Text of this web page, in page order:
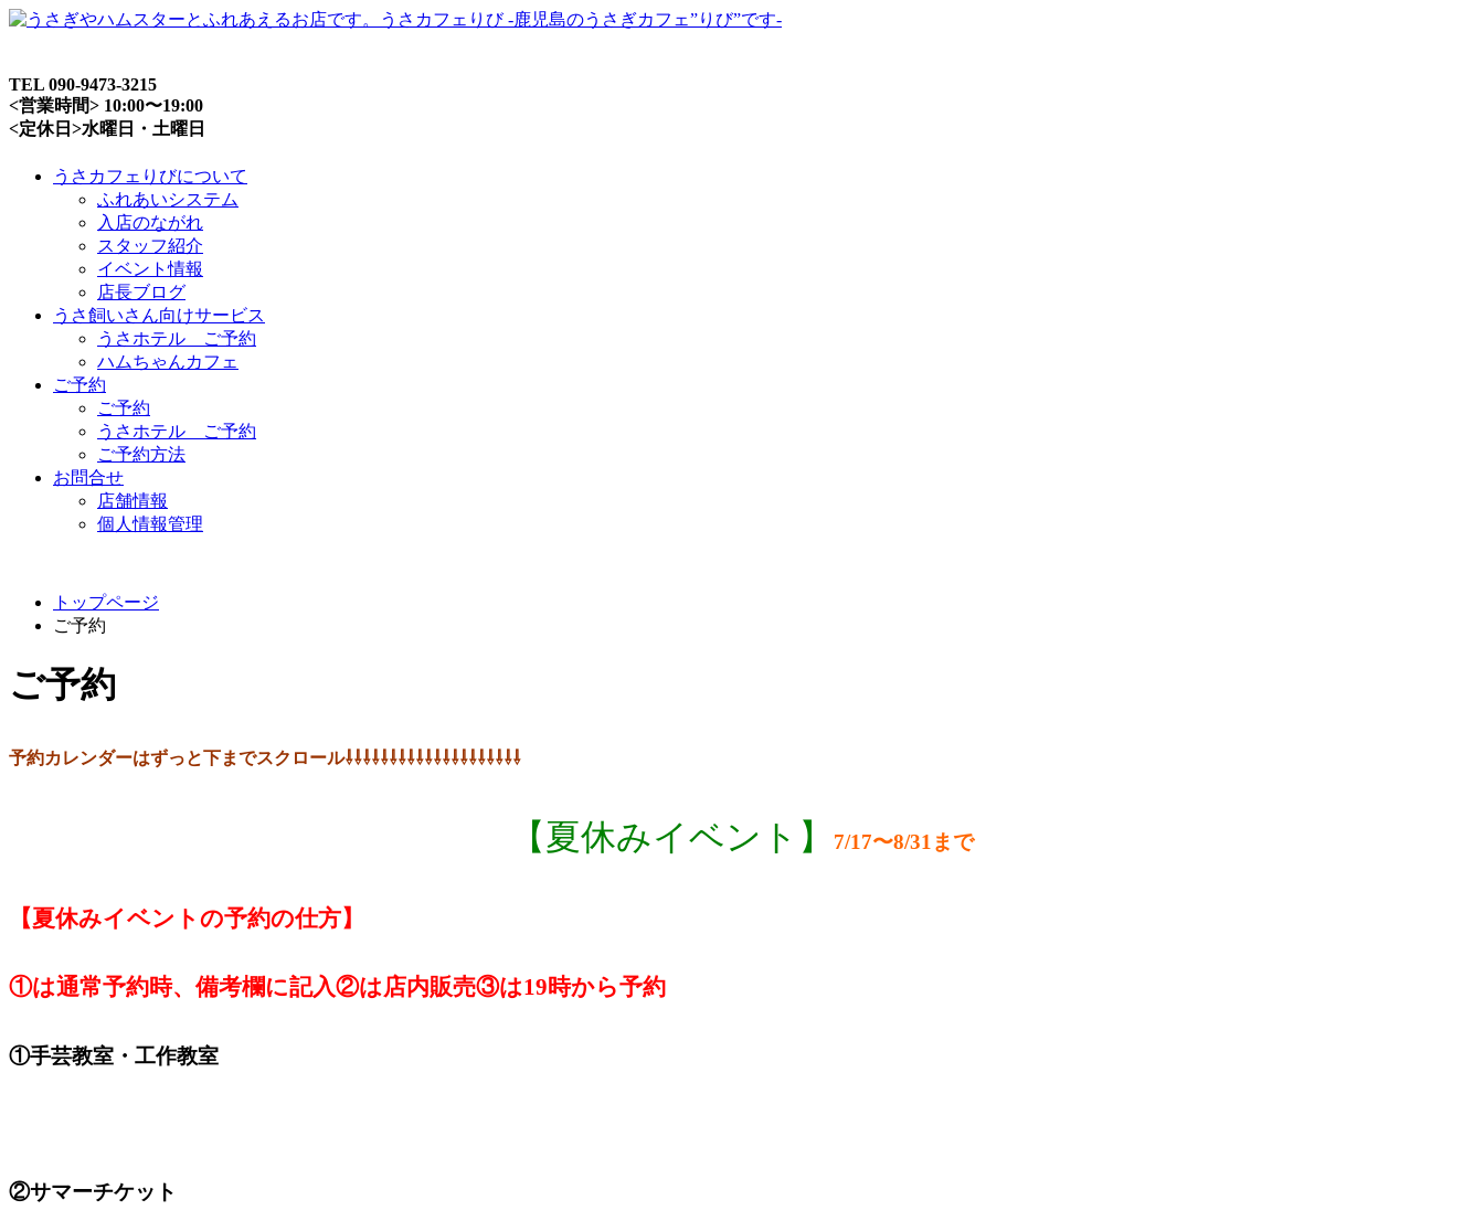
TEL 090-9473-3215
<営業時間> 10:00〜19:00
<定休日>水曜日・土曜日
うさカフェりびについて
ふれあいシステム
入店のながれ
スタッフ紹介
イベント情報
店長ブログ
うさ飼いさん向けサービス
うさホテル ご予約
ハムちゃんカフェ
ご予約
ご予約
うさホテル ご予約
ご予約方法
お問合せ
店舗情報
個人情報管理
トップページ
ご予約
ご予約
予約カレンダーはずっと下までスクロール⇩⇩⇩⇩⇩⇩⇩⇩⇩⇩⇩⇩⇩⇩⇩⇩⇩⇩⇩⇩
【夏休みイベント】 7/17〜8/31まで
【夏休みイベントの予約の仕方】
①は通常予約時、備考欄に記入②は店内販売③は19時から予約
①手芸教室・工作教室
②サマーチケット